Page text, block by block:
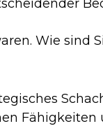
Wie sind